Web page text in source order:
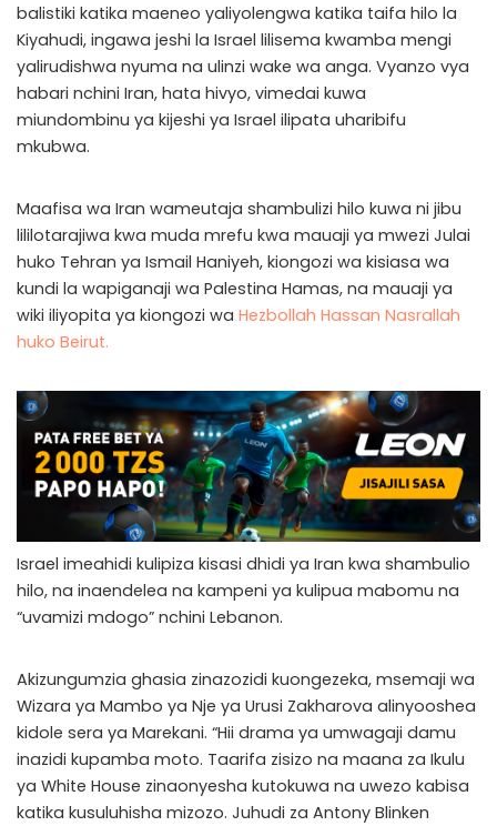
balistiki katika maeneo yaliyolengwa katika taifa hilo la
Kiyahudi, ingawa jeshi la Israel lilisema kwamba mengi
yalirudishwa nyuma na ulinzi wake wa anga. Vyanzo vya
habari nchini Iran, hata hivyo, vimedai kuwa
miundombinu ya kijeshi ya Israel ilipata uharibifu
mkubwa.
Maafisa wa Iran wameutaja shambulizi hilo kuwa ni jibu
lililotarajiwa kwa muda mrefu kwa mauaji ya mwezi Julai
huko Tehran ya Ismail Haniyeh, kiongozi wa kisiasa wa
kundi la wapiganaji wa Palestina Hamas, na mauaji ya
wiki iliyopita ya kiongozi wa Hezbollah Hassan Nasrallah
huko Beirut.
Israel imeahidi kulipiza kisasi dhidi ya Iran kwa shambulio
hilo, na inaendelea na kampeni ya kulipua mabomu na
“uvamizi mdogo” nchini Lebanon.
Akizungumzia ghasia zinazozidi kuongezeka, msemaji wa
Wizara ya Mambo ya Nje ya Urusi Zakharova alinyooshea
kidole sera ya Marekani. “Hii drama ya umwagaji damu
inazidi kupamba moto. Taarifa zisizo na maana za Ikulu
ya White House zinaonyesha kutokuwa na uwezo kabisa
katika kusuluhisha mizozo. Juhudi za Antony Blinken